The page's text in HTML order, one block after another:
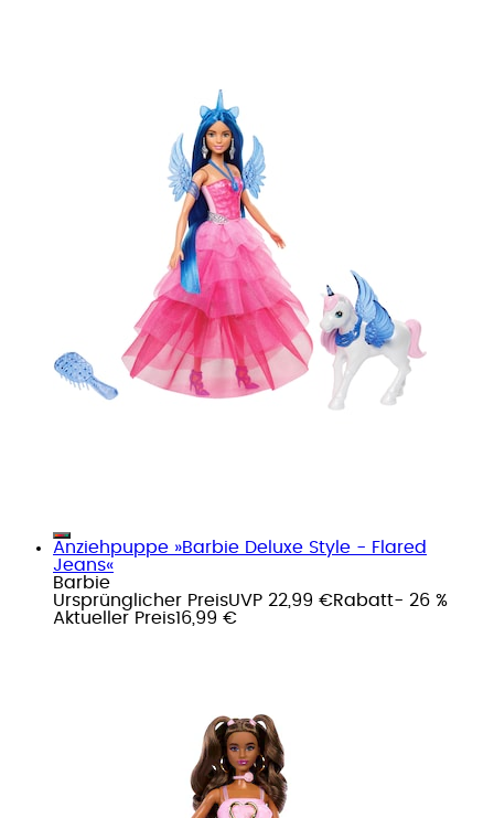
Anziehpuppe »Barbie Deluxe Style - Flared
Jeans«
Barbie
Ursprünglicher PreisUVP 22,99 €Rabatt- 26 %
Aktueller Preis16,99 €